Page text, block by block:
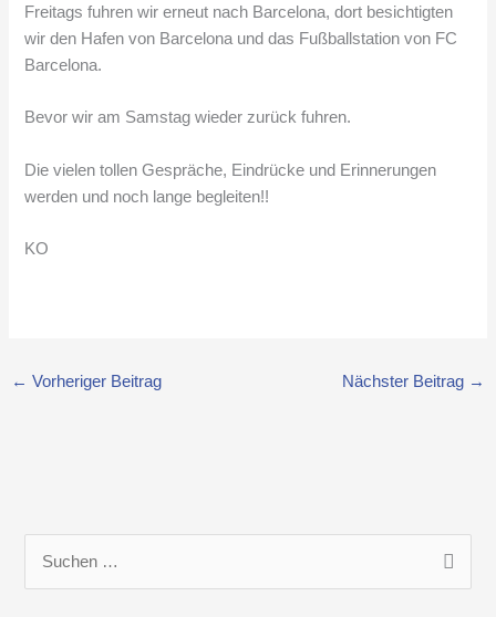
Freitags fuhren wir erneut nach Barcelona, dort besichtigten
wir den Hafen von Barcelona und das Fußballstation von FC
Barcelona.
Bevor wir am Samstag wieder zurück fuhren.
Die vielen tollen Gespräche, Eindrücke und Erinnerungen
werden und noch lange begleiten!!
KO
← Vorheriger Beitrag Nächster Beitrag →